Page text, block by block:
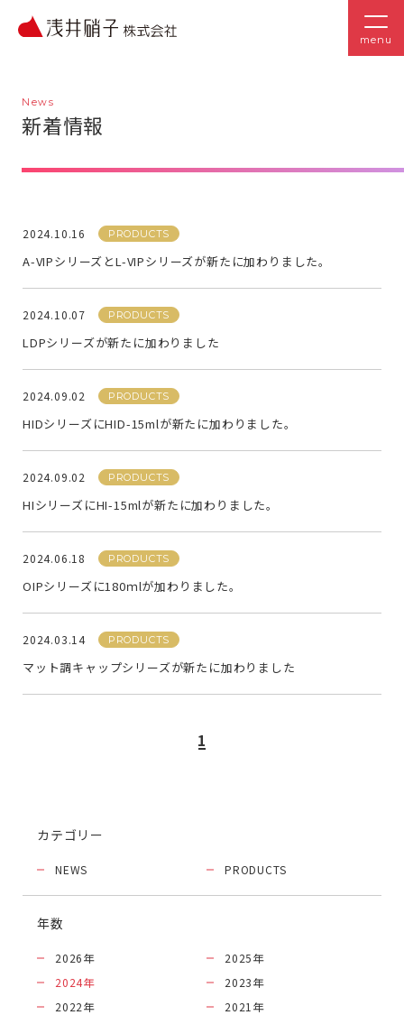
menu
News
新着情報
2024.10.16 PRODUCTS
A-VIPシリーズとL-VIPシリーズが新たに加わりました。
2024.10.07 PRODUCTS
LDPシリーズが新たに加わりました
2024.09.02 PRODUCTS
HIDシリーズにHID-15mlが新たに加わりました。
2024.09.02 PRODUCTS
HIシリーズにHI-15mlが新たに加わりました。
2024.06.18 PRODUCTS
OIPシリーズに180ｍlが加わりました。
2024.03.14 PRODUCTS
マット調キャップシリーズが新たに加わりました
1
カテゴリー
NEWS PRODUCTS
年数
2026年 2025年
2024年 2023年
2022年 2021 年